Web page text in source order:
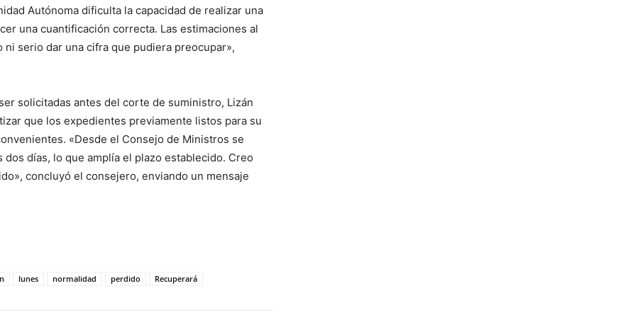
Autónoma dificulta la capacidad de realizar una
una cuantificación correcta. Las estimaciones al
serio dar una cifra que pudiera preocupar»,
solicitadas antes del corte de suministro, Lizán
que los expedientes previamente listos para su
«Desde el Consejo de Ministros se
días, lo que amplía el plazo establecido. Creo
concluyó el consejero, enviando un mensaje
lunes normalidad perdido Recuperará